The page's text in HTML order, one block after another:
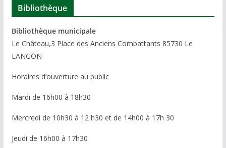
Bibliothèque
Bibliothèque municipale
Le Château,3 Place des Anciens Combattants 85730 Le
LANGON
Horaires d’ouverture au public
Mardi de 16h00 à 18h30
Mercredi de 10h30 à 12 h30 et de 14h00 à 17h 30
Jeudi de 16h00 à 17h30